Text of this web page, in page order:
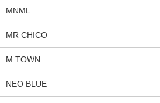
MNML
MR CHICO
M TOWN
NEO BLUE